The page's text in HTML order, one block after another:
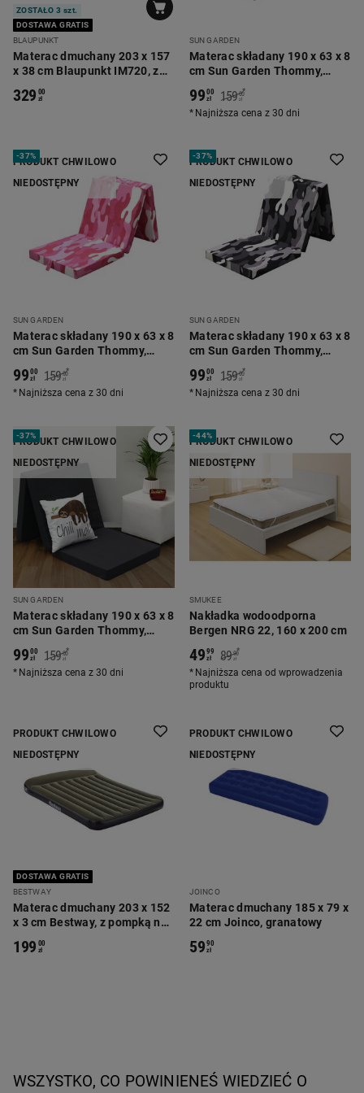
ZOSTAŁO 3 szt.
DOSTAWA GRATIS
BLAUPUNKT
Materac dmuchany 203 x 157
x 38 cm Blaupunkt IM720, z
elektryczną
329 00
zł
SUN GARDEN
Materac składany 190 x 63 x 8
cm Sun Garden Thommy,
średnio twardy, liście
9900
zł 159 00
zł
*
Najniższa cena z 30 dni
PRODUKT CHWILOWO
NIEDOSTĘPNY
-37%
SUN GARDEN
Materac składany 190 x 63 x 8
cm Sun Garden Thommy,
średnio twardy, różowy
9900
zł 159 00
zł
*
Najniższa cena z 30 dni
PRODUKT CHWILOWO
NIEDOSTĘPNY
-37%
SUN GARDEN
Materac składany 190 x 63 x 8
cm Sun Garden Thommy,
średnio twardy, szary
9900
zł 159 00
zł
*
Najniższa cena z 30 dni
PRODUKT CHWILOWO
NIEDOSTĘPNY
-37%
SUN GARDEN
Materac składany 190 x 63 x 8
cm Sun Garden Thommy,
średnio twardy, w kropki
9900
zł 159 00
zł
*
Najniższa cena z 30 dni
PRODUKT CHWILOWO
NIEDOSTĘPNY
-44%
SMUKEE
Nakładka wodoodporna
Bergen NRG 22, 160 x 200 cm
4999
zł 89 90
zł
*
Najniższa cena od wprowadzenia
produktu
PRODUKT CHWILOWO
NIEDOSTĘPNY
DOSTAWA GRATIS
BESTWAY
Materac dmuchany 203 x 152
x 3 cm Bestway, z pompką na
199 00
zł
PRODUKT CHWILOWO
NIEDOSTĘPNY
JOINCO
Materac dmuchany 185 x 79 x
22 cm Joinco, granatowy
5990
zł
WSZYSTKO, CO POWINIENEŚ WIEDZIEĆ O